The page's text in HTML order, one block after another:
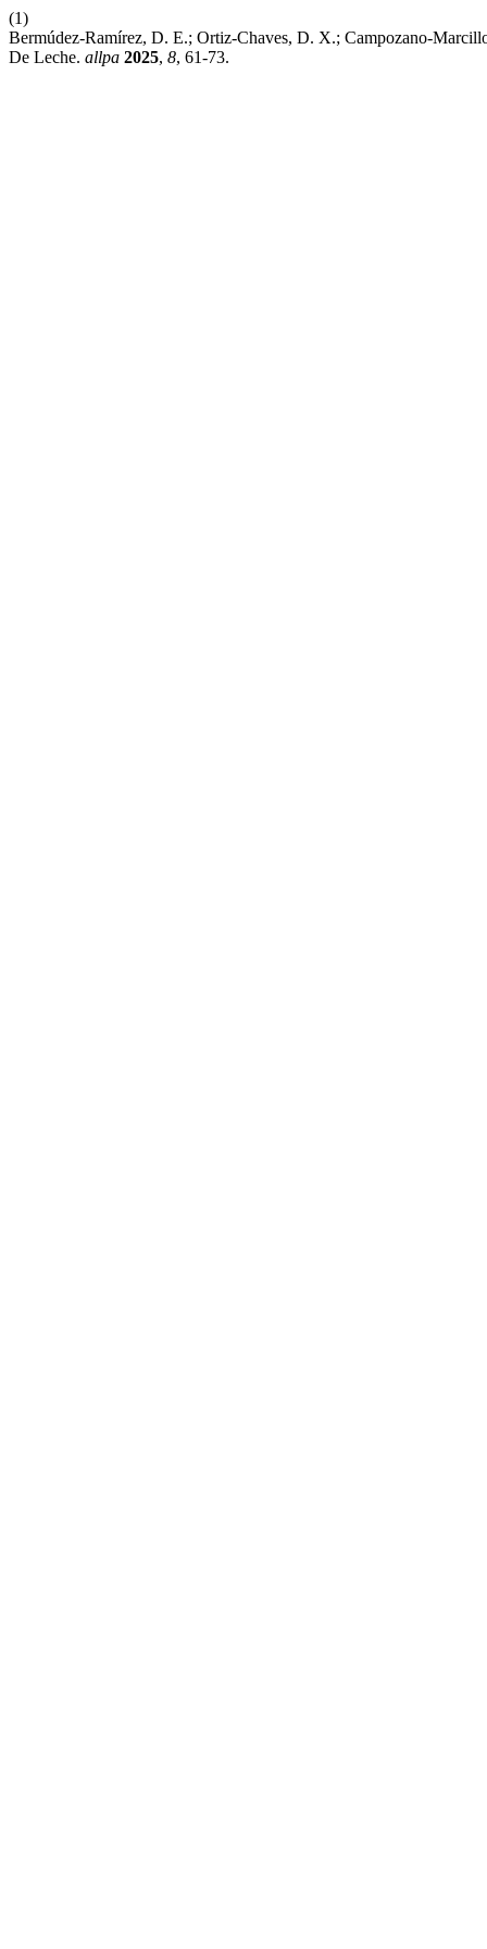
(1)
Bermúdez-Ramírez, D. E.; Ortiz-Chaves, D. X.; Campozano-
De Leche. allpa 2025, 8, 61-73.